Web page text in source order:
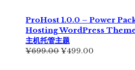
为：
¥299.00。
格
为：
ProHost 1.0.0 – Power
Hosting WordPress Theme
主机托管主题
¥699.00原
¥499.00